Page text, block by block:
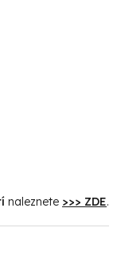
naleznete >>> ZDE.